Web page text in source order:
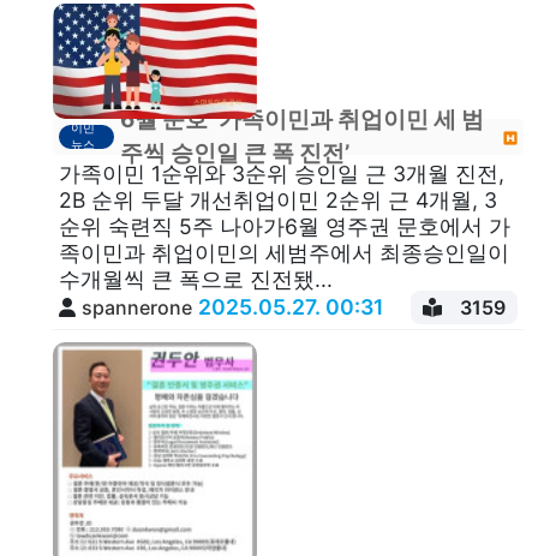
이민
뉴스
6월 문호 ‘가족이민과 취업이민 세 범
주씩 승인일 큰 폭 진전’
가족이민 1순위와 3순위 승인일 근 3개월 진전,
2B 순위 두달 개선취업이민 2순위 근 4개월, 3
순위 숙련직 5주 나아가6월 영주권 문호에서 가
족이민과 취업이민의 세범주에서 최종승인일이
수개월씩 큰 폭으로 진전됐...
spannerone 2025.05.27. 00:31 3159